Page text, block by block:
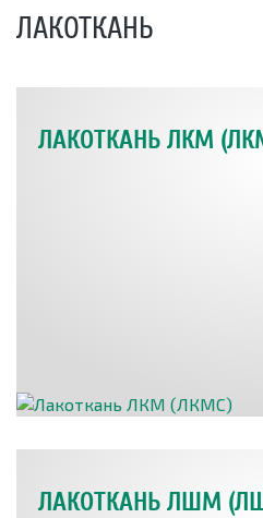
ЛАКОТКАНЬ
ЛАКОТКАНЬ ЛКМ
ЛАКОТКАНЬ ЛШМ